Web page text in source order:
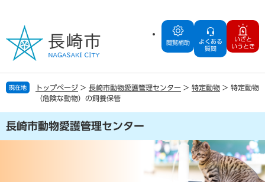
の
で
す
ー
ば
し
文
へ
閲覧補助
よくある
質問
いざと
いうとき
現在地 トップページ > 長崎市動物愛護管理センター > 特定動物 > 特定動物
（危険な動物）の飼養保管
長崎市動物愛護管理センター